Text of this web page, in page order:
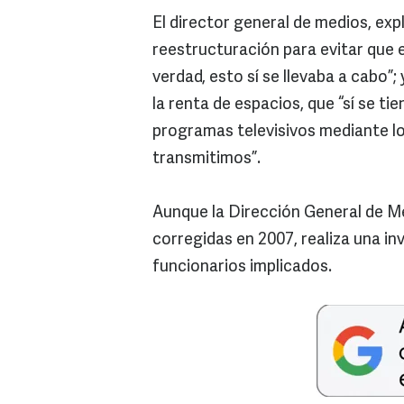
El director general de medios,
reestructuración para evitar que
verdad, esto sí se llevaba a
la renta de espacios, que “sí se
programas televisivos mediante
transmitimos”.
Aunque la Dirección General de
corregidas en 2007, realiza una
funcionarios implicados.